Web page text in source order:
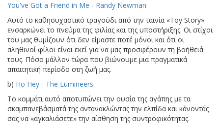
You've Got a Friend in Me - Randy Newman
Αυτό το καθησυχαστικό τραγούδι από την ταινία «Toy Story»
ενσαρκώνει το πνεύμα της φιλίας και της υποστήριξης. Οι στίχοι
του μας θυμίζουν ότι δεν είμαστε ποτέ μόνοι και ότι οι
αληθινοί φίλοι είναι εκεί για να μας προσφέρουν τη βοήθειά
τους. Πόσο μάλλον τώρα που βιώνουμε μια πραγματικά
απαιτητική περίοδο στη ζωή μας.
b) Ho Hey - The Lumineers
Το κομμάτι αυτό αποτυπώνει την ουσία της αγάπης με τα
σκαμπανεβάσματά της αντανακλώντας την ελπίδα και κάνοντάς
σας να «αγκαλιάσετε» την αίσθηση της συντροφικότητας.